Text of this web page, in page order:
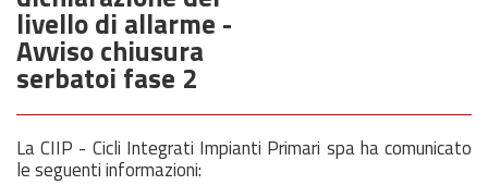
livello di allarme -
Avviso chiusura
serbatoi fase 2
La CIIP - Cicli Integrati Impianti Primari spa ha comunicato
le seguenti informazioni: